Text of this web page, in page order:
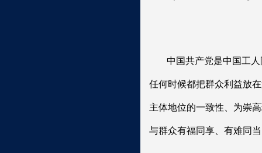
中国共产党是中国工
任何时候都把群众利益放
主体地位的一致性、为崇
与群众有福同享、有难同